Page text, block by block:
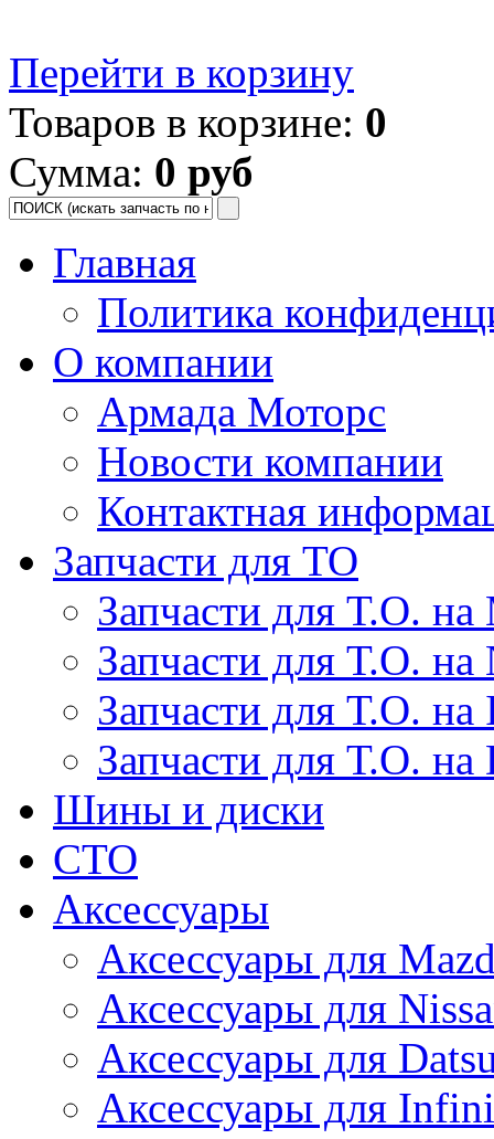
Перейти в корзину
Товаров в корзине: 0
Сумма: 0 руб
Главная
Политика
О компании
Армада Моторс
Новости компании
Контактная
Запчасти для ТО
Запчасти для Т.О. на
Запчасти для Т.О. на
Запчасти для Т.О.
Запчасти для Т.О. на
Шины и диски
СТО
Аксессуары
Аксессуары для
Аксессуары для
Аксессуары для
Аксессуары для